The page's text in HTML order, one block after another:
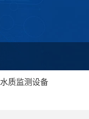
水质监测设备